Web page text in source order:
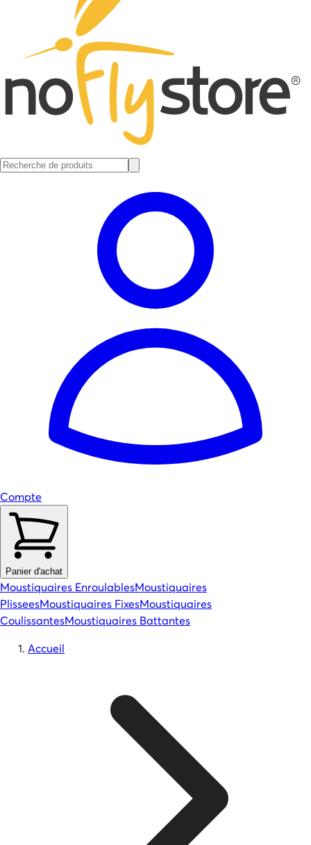
Compte
Panier d'achat
Moustiquaires EnroulablesMoustiquaires
PlisseesMoustiquaires FixesMoustiquaires
CoulissantesMoustiquaires Battantes
Accueil